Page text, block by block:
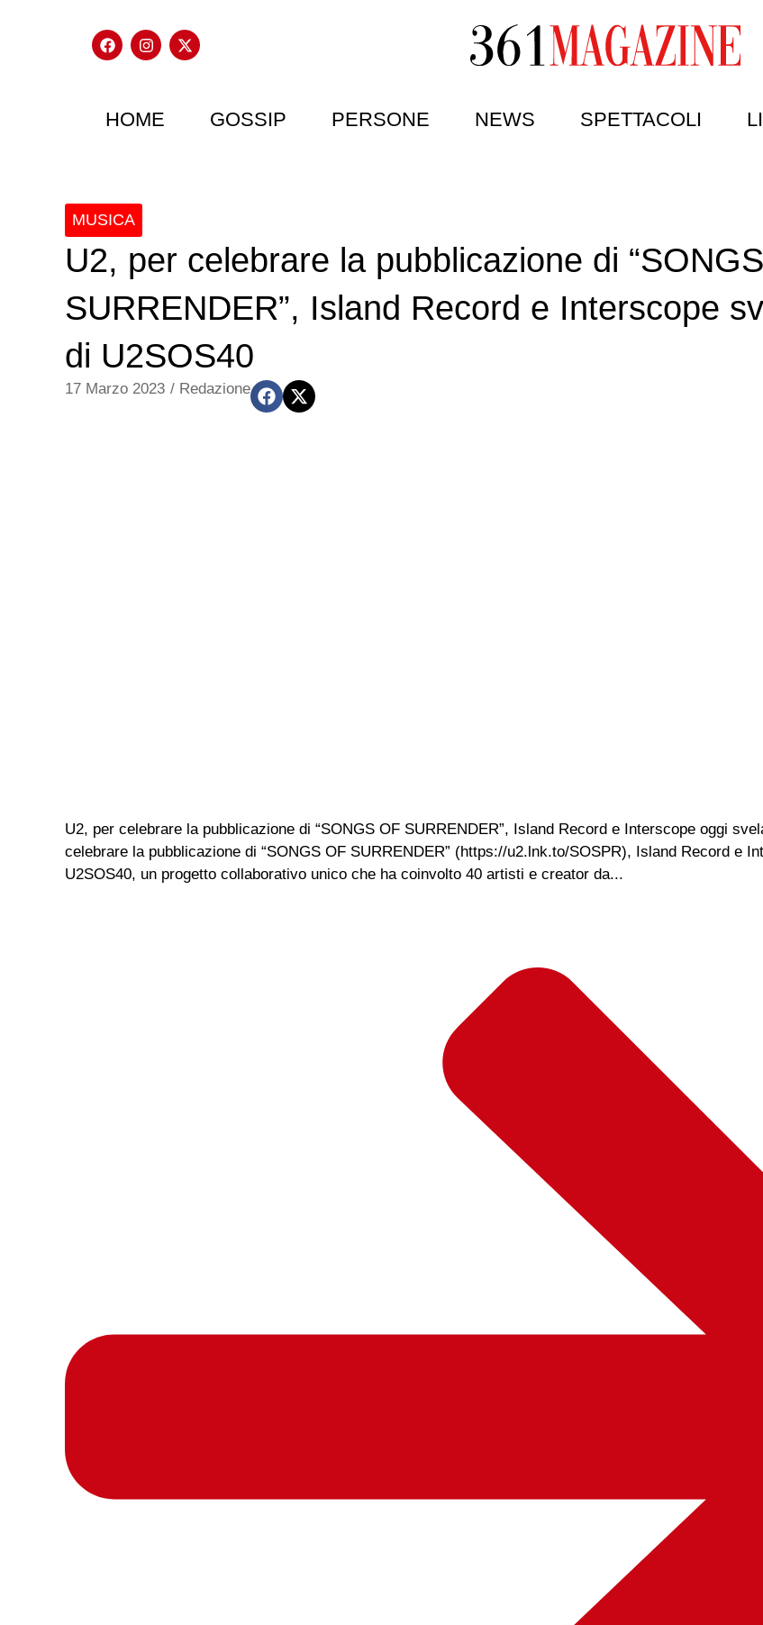
HOME GOSSIP PERSONE NEWS SPETTACOLI
MUSICA
U2, per celebrare la pubblicazione di
SURRENDER”, Island Record e Interscope
di U2SOS40
17 Marzo 2023 / Redazione
U2, per celebrare la pubblicazione di “SONGS OF SURRENDER”, Island Record e Interscope oggi
celebrare la pubblicazione di “SONGS OF SURRENDER” (https://u2.lnk.to/SOSPR), Island Record e
U2SOS40, un progetto collaborativo unico che ha coinvolto 40 artisti e creator da...